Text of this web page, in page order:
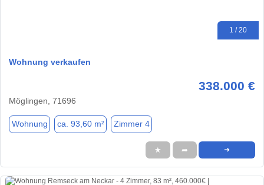
1 / 20
Wohnung verkaufen
338.000 €
Möglingen, 71696
Wohnung ca. 93,60 m² Zimmer 4
★ ➦ ➜